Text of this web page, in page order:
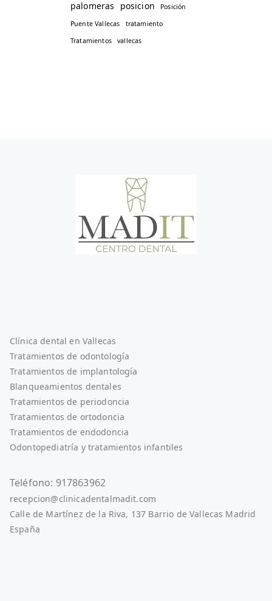
palomeras posicion
Posición
Puente Vallecas
tratamiento
Tratamientos
vallecas
Clínica dental en Vallecas
Tratamientos de odontología
Tratamientos de implantología
Blanqueamientos dentales
Tratamientos de periodoncia
Tratamientos de ortodoncia
Tratamientos de endodoncia
Odontopediatría y tratamientos infantiles
Teléfono: 917863962
recepcion@clinicadentalmadit.com
Calle de Martínez de la Riva, 137 Barrio de Vallecas Madrid
España